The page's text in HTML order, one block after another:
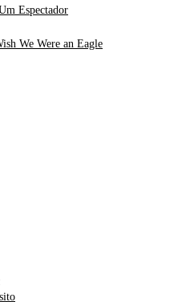
Espectador
We Were an Eagle